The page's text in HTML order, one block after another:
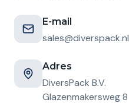
E-mail
sales@diverspack.nl
Adres
DiversPack B.V.
Glazenmakersweg 8